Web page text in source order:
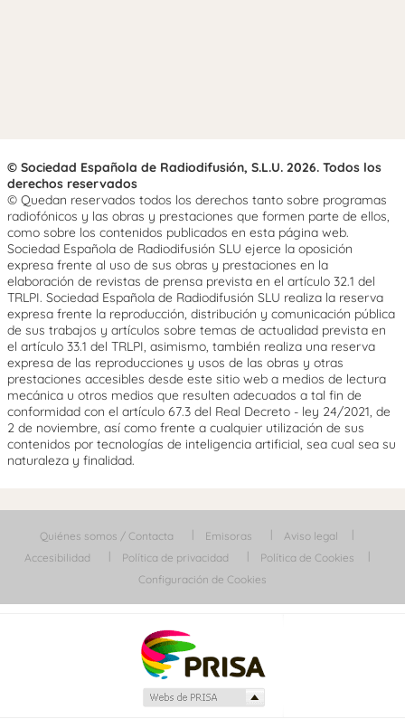
© Sociedad Española de Radiodifusión, S.L.U. 2026. Todos los
derechos reservados
© Quedan reservados todos los derechos tanto sobre programas
radiofónicos y las obras y prestaciones que formen parte de ellos,
como sobre los contenidos publicados en esta página web.
Sociedad Española de Radiodifusión SLU ejerce la oposición
expresa frente al uso de sus obras y prestaciones en la
elaboración de revistas de prensa prevista en el artículo 32.1 del
TRLPI. Sociedad Española de Radiodifusión SLU realiza la reserva
expresa frente la reproducción, distribución y comunicación pública
de sus trabajos y artículos sobre temas de actualidad prevista en
el artículo 33.1 del TRLPI, asimismo, también realiza una reserva
expresa de las reproducciones y usos de las obras y otras
prestaciones accesibles desde este sitio web a medios de lectura
mecánica u otros medios que resulten adecuados a tal fin de
conformidad con el artículo 67.3 del Real Decreto - ley 24/2021, de
2 de noviembre, así como frente a cualquier utilización de sus
contenidos por tecnologías de inteligencia artificial, sea cual sea su
naturaleza y finalidad.
Quiénes somos / Contacta Emisoras
Aviso legal
Accesibilidad
Política de privacidad
Política de Cookies
Configuración de Cookies